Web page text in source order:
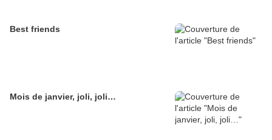
Best friends
Mois de janvier, joli, joli…